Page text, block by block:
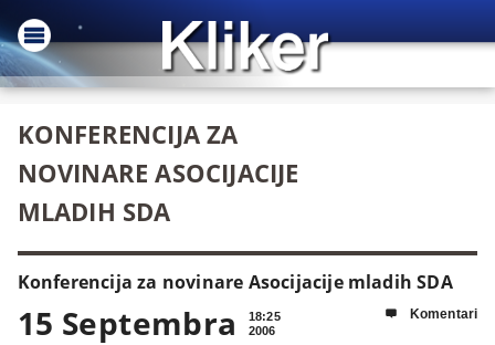
KONFERENCIJA ZA
NOVINARE ASOCIJACIJE
MLADIH SDA
Konferencija za novinare Asocijacije mladih SDA
15 Septembra
18:25
2006
 Komentari